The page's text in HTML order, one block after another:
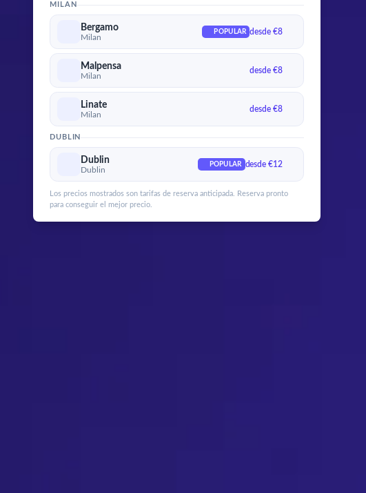
MILAN
Bergamo
Milan
POPULAR desde €8
Malpensa
Milan
desde €8
Linate
Milan
desde €8
DUBLIN
Dublin
Dublin
POPULAR desde €12
Los precios mostrados son tarifas de reserva anticipada. Reserva pronto
para conseguir el mejor precio.